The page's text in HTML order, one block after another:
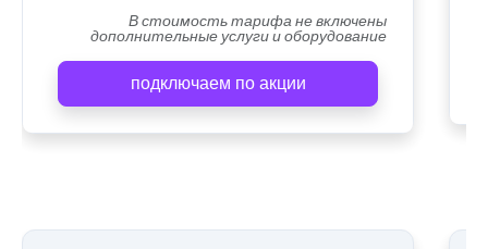
В стоимость тарифа не включены
дополнительные услуги и оборудование
подключаем по акции